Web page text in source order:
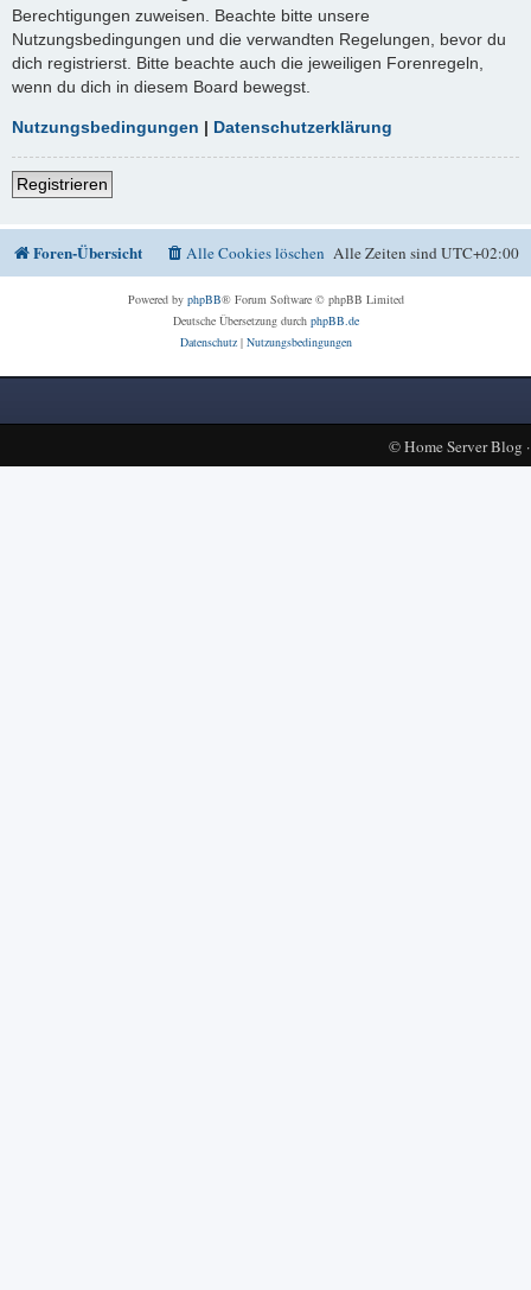
Berechtigungen zuweisen. Beachte bitte unsere
Nutzungsbedingungen und die verwandten Regelungen, bevor du
dich registrierst. Bitte beachte auch die jeweiligen Forenregeln,
wenn du dich in diesem Board bewegst.
Nutzungsbedingungen | Datenschutzerklärung
Registrieren
Foren-Übersicht Alle Zeiten sindUTC+02:00
Alle Cookies löschen
Powered by phpBB® Forum Software © phpBB Limited
Deutsche Übersetzung durch phpBB.de
Datenschutz| Nutzungsbedingungen
©Home Server Blog